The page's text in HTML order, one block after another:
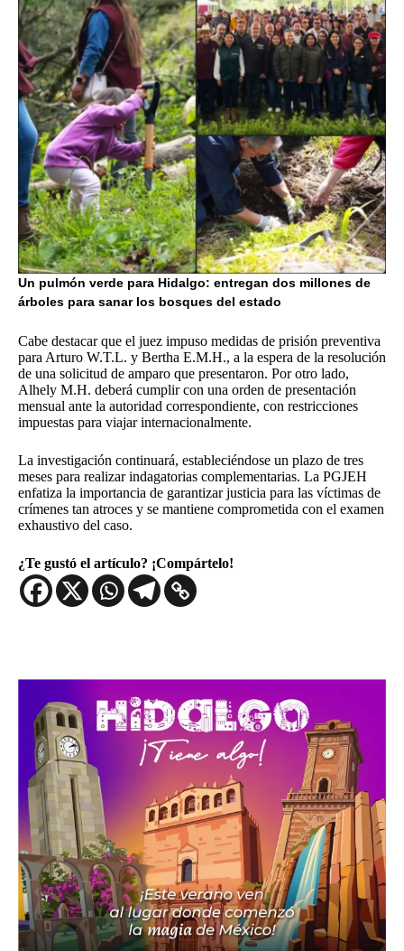
Un pulmón verde para Hidalgo: entregan dos millones de
árboles para sanar los bosques del estado
Cabe destacar que el juez impuso medidas de prisión preventiva
para Arturo W.T.L. y Bertha E.M.H., a la espera de la resolución
de una solicitud de amparo que presentaron. Por otro lado,
Alhely M.H. deberá cumplir con una orden de presentación
mensual ante la autoridad correspondiente, con restricciones
impuestas para viajar internacionalmente.
La investigación continuará, estableciéndose un plazo de tres
meses para realizar indagatorias complementarias. La PGJEH
enfatiza la importancia de garantizar justicia para las víctimas de
crímenes tan atroces y se mantiene comprometida con el examen
exhaustivo del caso.
¿Te gustó el artículo? ¡Compártelo!